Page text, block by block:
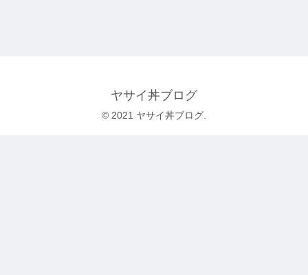
ヤサイ丼ブログ
© 2021 ヤサイ丼ブログ.